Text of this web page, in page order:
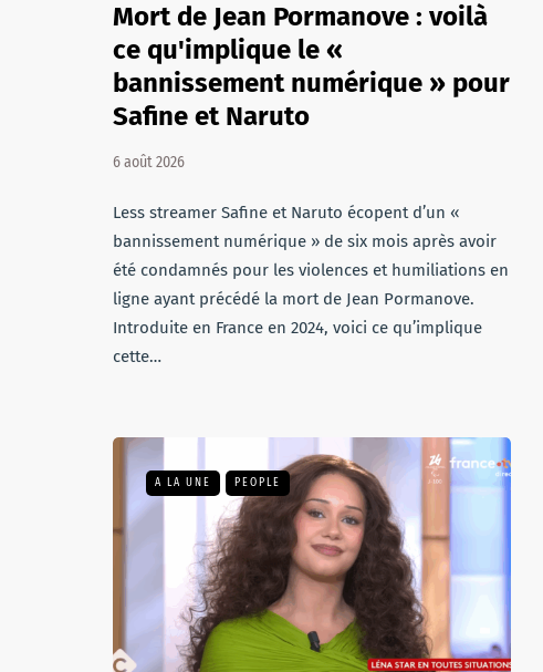
Mort de Jean Pormanove : voilà
ce qu'implique le «
bannissement numérique » pour
Safine et Naruto
6 août 2026
Less streamer Safine et Naruto écopent d’un «
bannissement numérique » de six mois après avoir
été condamnés pour les violences et humiliations en
ligne ayant précédé la mort de Jean Pormanove.
Introduite en France en 2024, voici ce qu’implique
cette…
A LA UNE PEOPLE